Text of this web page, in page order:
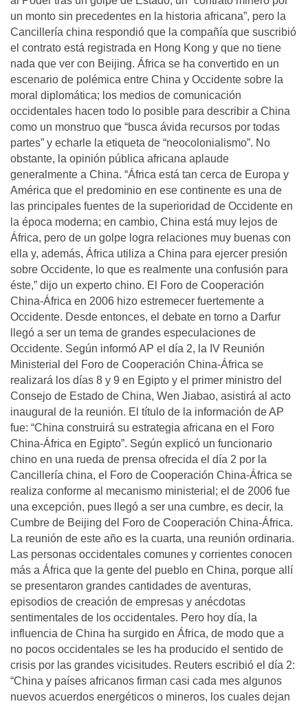
un monto sin precedentes en la historia africana”, pero la
Cancillería china respondió que la compañía que suscribió
el contrato está registrada en Hong Kong y que no tiene
nada que ver con Beijing. África se ha convertido en un
escenario de polémica entre China y Occidente sobre la
moral diplomática; los medios de comunicación
occidentales hacen todo lo posible para describir a China
como un monstruo que “busca ávida recursos por todas
partes” y echarle la etiqueta de “neocolonialismo”. No
obstante, la opinión pública africana aplaude
generalmente a China. “África está tan cerca de Europa y
América que el predominio en ese continente es una de
las principales fuentes de la superioridad de Occidente en
la época moderna; en cambio, China está muy lejos de
África, pero de un golpe logra relaciones muy buenas con
ella y, además, África utiliza a China para ejercer presión
sobre Occidente, lo que es realmente una confusión para
éste,” dijo un experto chino. El Foro de Cooperación
China-África en 2006 hizo estremecer fuertemente a
Occidente. Desde entonces, el debate en torno a Darfur
llegó a ser un tema de grandes especulaciones de
Occidente. Según informó AP el día 2, la IV Reunión
Ministerial del Foro de Cooperación China-África se
realizará los días 8 y 9 en Egipto y el primer ministro del
Consejo de Estado de China, Wen Jiabao, asistirá al acto
inaugural de la reunión. El título de la información de AP
fue: “China construirá su estrategia africana en el Foro
China-África en Egipto”. Según explicó un funcionario
chino en una rueda de prensa ofrecida el día 2 por la
Cancillería china, el Foro de Cooperación China-África se
realiza conforme al mecanismo ministerial; el de 2006 fue
una excepción, pues llegó a ser una cumbre, es decir, la
Cumbre de Beijing del Foro de Cooperación China-África.
La reunión de este año es la cuarta, una reunión ordinaria.
Las personas occidentales comunes y corrientes conocen
más a África que la gente del pueblo en China, porque allí
se presentaron grandes cantidades de aventuras,
episodios de creación de empresas y anécdotas
sentimentales de los occidentales. Pero hoy día, la
influencia de China ha surgido en África, de modo que a
no pocos occidentales se les ha producido el sentido de
crisis por las grandes vicisitudes. Reuters escribió el día 2:
“China y países africanos firman casi cada mes algunos
nuevos acuerdos energéticos o mineros, los cuales dejan